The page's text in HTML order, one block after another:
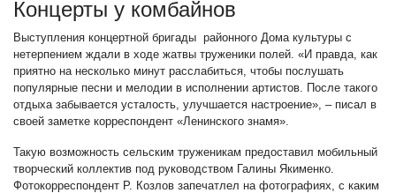
Концерты у комбайнов
Выступления концертной бригады районного Дома культуры с
нетерпением ждали в ходе жатвы труженики полей. «И правда, как
приятно на несколько минут расслабиться, чтобы послушать
популярные песни и мелодии в исполнении артистов. После такого
отдыха забывается усталость, улучшается настроение», – писал в
своей заметке корреспондент «Ленинского знамя».
Такую возможность сельским труженикам предоставил мобильный
творческий коллектив под руководством Галины Якименко.
Фотокорреспондент Р. Козлов запечатлел на фотографиях, с каким